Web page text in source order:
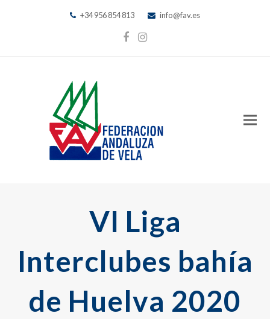
+34 956 854 813 info@fav.es
Facebook
Instagram
VI Liga
Interclubes bahía
de Huelva 2020